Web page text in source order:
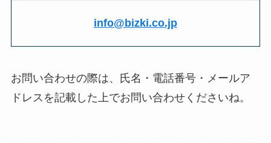
info@bizki.co.jp
お問い合わせの際は、氏名・電話番号・メールア
ドレスを記載した上でお問い合わせくださいね。